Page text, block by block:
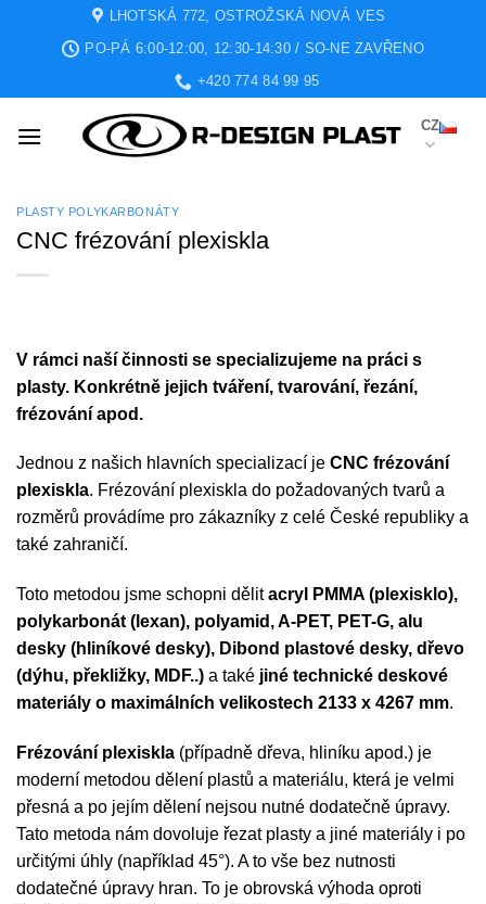
LHOTSKÁ 772, OSTROŽSKÁ NOVÁ VES
PO-PÁ 6:00-12:00, 12:30-14:30 / SO-NE ZAVŘENO
+420 774 84 99 95
CZ
PLASTY POLYKARBONÁTY
CNC frézování plexiskla
V rámci naší činnosti se specializujeme na práci s
plasty. Konkrétně jejich tváření, tvarování, řezání,
frézování apod.
Jednou z našich hlavních specializací je CNC frézování
plexiskla. Frézování plexiskla do požadovaných tvarů a
rozměrů provádíme pro zákazníky z celé České republiky a
také zahraničí.
Toto metodou jsme schopni dělitacryl PMMA (plexisklo),
polykarbonát (lexan), polyamid, A-PET, PET-G, alu
desky (hliníkové desky), Dibond plastové desky, dřevo
(dýhu, překližky, MDF..) a také jiné technické deskové
materiály o maximálních velikostech 2133 x 4267 mm.
Frézování plexiskla (případně dřeva, hliníku apod.) je
moderní metodou dělení plastů a materiálu, která je velmi
přesná a po jejím dělení nejsou nutné dodatečně úpravy.
Tato metoda nám dovoluje řezat plasty a jiné materiály i po
určitými úhly (například 45°). A to vše bez nutnosti
dodatečné úpravy hran. To je obrovská výhoda oproti